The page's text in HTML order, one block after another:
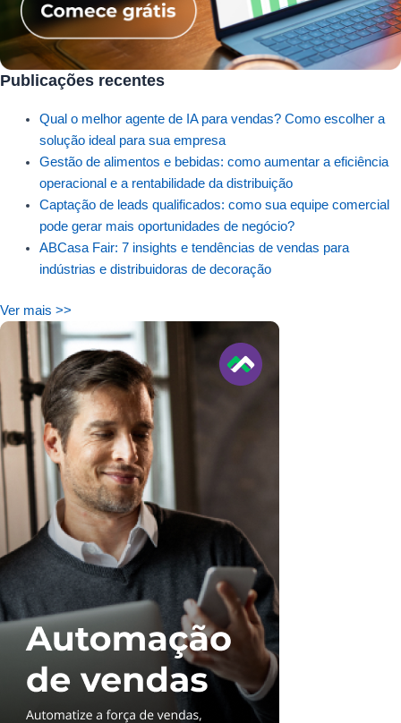
Publicações recentes
Qual o melhor agente de IA para vendas? Como escolher a
solução ideal para sua empresa
Gestão de alimentos e bebidas: como aumentar a eficiência
operacional e a rentabilidade da distribuição
Captação de leads qualificados: como sua equipe comercial
pode gerar mais oportunidades de negócio?
ABCasa Fair: 7 insights e tendências de vendas para
indústrias e distribuidoras de decoração
Ver mais >>